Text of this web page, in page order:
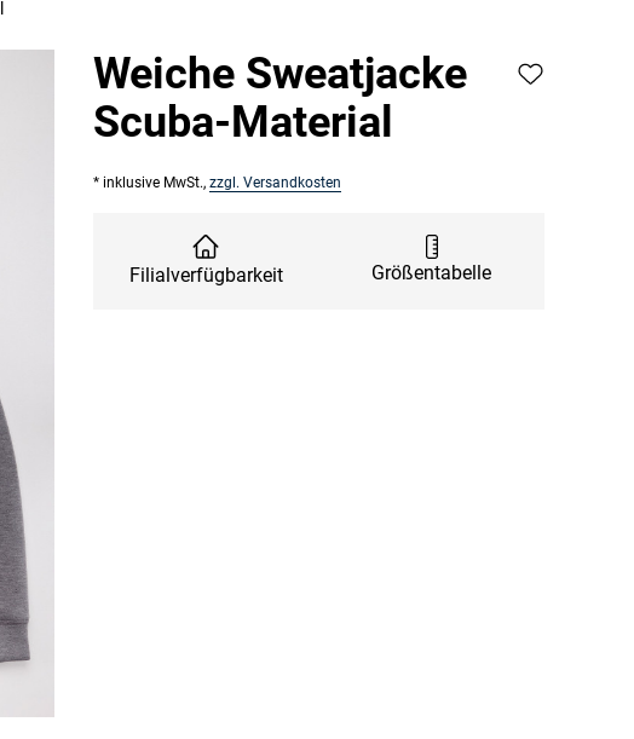
Weiche Sweatjacke
Scuba-Material
* inklusive MwSt., zzgl. Versandkosten
Filialverfügbarkeit Größentabelle